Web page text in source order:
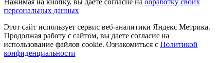
персональных данных
Этот сайт использует сервис веб-аналитики Яндекс Метрика.
Продолжая работу с сайтом, вы даете согласие на
использование файлов cookie. Ознакомиться с Политикой
конфиденциальности